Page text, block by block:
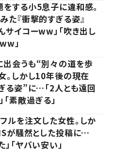
する小5息子に違和感。
た『衝撃的すぎる姿』
サイコーww」「吹き出し
」
出会うも“別々の道を歩
。しかし10年後の現在
る姿”に…「2人とも遠回
「素敵過ぎる」
ルを注文した女性。しか
が騒然とした投稿に…
」「ヤバい安い」